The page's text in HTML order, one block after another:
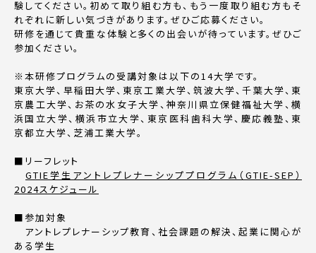
験してください。初めて取り組む方も、もう一度取り組む方もそ
れぞれに新しい気づきがあります。ぜひご応募ください。
研修を通じて貴重な体験と多くの出会いが待っています。ぜひご
参加ください。
※本研修プログラムの受講対象は以下の14大学です。
東京大学、早稲田大学、東京工業大学、筑波大学、千葉大学、東
京農工大学、お茶の水女子大学、神奈川県立保健福祉大学、横
浜国立大学、横浜市立大学、東京医科歯科大学、慶応義塾、東
京都立大学、芝浦工業大学。
■リーフレット
GTIE学生アントレプレナーシッププログラム（GTIE-SEP）
2024スケジュール
■参加対象
アントレプレナーシップ教育、社会課題の解決、起業に関心が
ある学生